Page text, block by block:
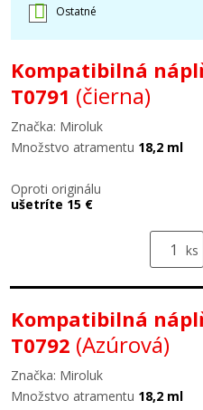
Ostatné
Kompatibilná
T0791 (čierna)
Značka: Miroluk
Množstvo atramentu 18,2 ml
Oproti originálu
ušetríte 15 €
ks
Kompatibilná
T0792 (Azúrová)
Značka: Miroluk
Množstvo atramentu 18,2 ml